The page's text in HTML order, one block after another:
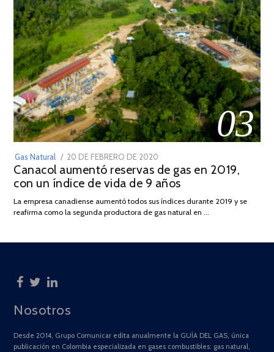
03
Gas Natural
POSTED
ON
20 DE FEBRERO DE 2020
DE
JULIO
2025
Canacol aumentó reservas de gas en 2019,
con un índice de vida de 9 años
La empresa canadiense aumentó todos sus índices durante 2019 y se
reafirma como la segunda productora de gas natural en …
Nosotros
Desde 2014, Grupo Comunicar edita anualmente la GUÍA DEL GAS, única
publicación en Colombia especializada en gases combustibles: gas natural,